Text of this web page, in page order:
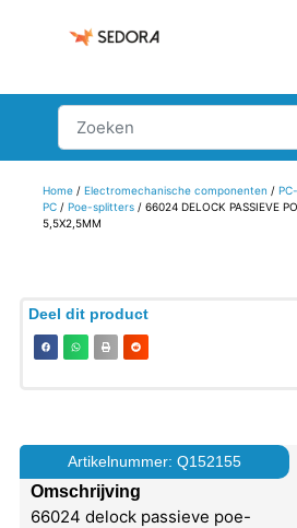
Home/ Electromechanische componenten /
PC/ Poe-splitters/ 66024 DELOCK PASSIEVE
5,5X2,5MM
Deel dit product
Artikelnummer: Q152155
Omschrijving
66024 delock passieve poe-